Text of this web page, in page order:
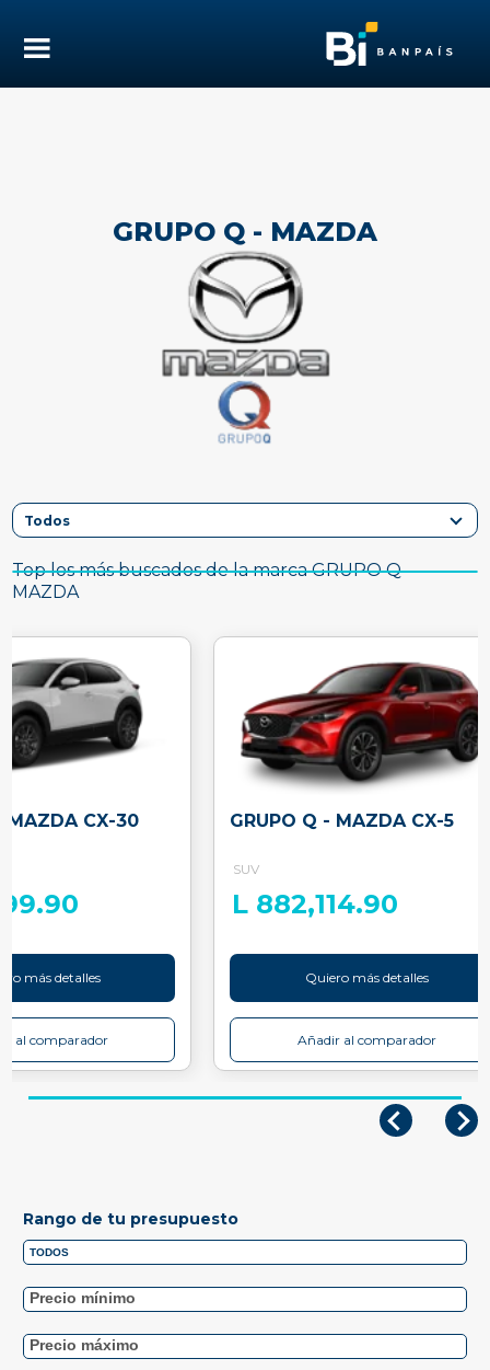
GRUPO Q - MAZDA
Top los más buscados de la marca GRUPO Q -
MAZDA
MAZDA CX-30
más detalles
al comparador
GRUPO Q - MAZDA CX-5
SUV
L 882,114.90
Quiero más detalles
Añadir al comparador
Rango de tu presupuesto